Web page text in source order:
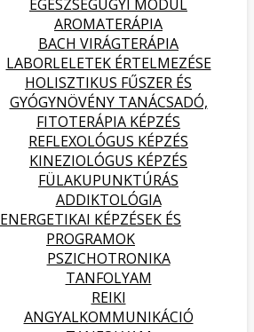
EGÉSZSÉGÜGYI MODUL
AROMATERÁPIA
BACH VIRÁGTERÁPIA
LABORLELETEK ÉRTELMEZÉSE
HOLISZTIKUS FŰSZER ÉS
GYÓGYNÖVÉNY TANÁCSADÓ,
FITOTERÁPIA KÉPZÉS
REFLEXOLÓGUS KÉPZÉS
KINEZIOLÓGUS KÉPZÉS
FÜLAKUPUNKTÚRÁS
ADDIKTOLÓGIA
ENERGETIKAI KÉPZÉSEK ÉS
PROGRAMOK
PSZICHOTRONIKA
TANFOLYAM
REIKI
ANGYALKOMMUNIKÁCIÓ